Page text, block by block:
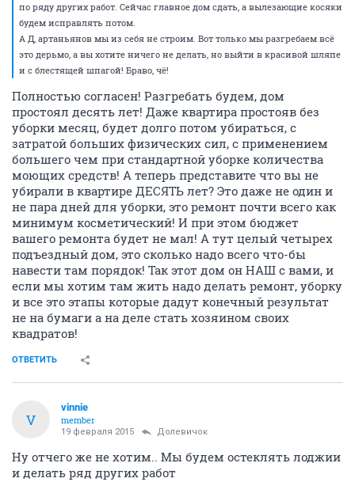
по ряду других работ. Сейчас главное дом сдать, а вылезающие косяки
будем исправлять потом.
А Д, артаньянов мы из себя не строим. Вот только мы разгребаем всё
это дерьмо, а вы хотите ничего не делать, но выйти в красивой шляпе
и с блестящей шпагой! Браво, чё!
Полностью согласен! Разгребать будем, дом
простоял десять лет! Даже квартира простояв без
уборки месяц, будет долго потом убираться, с
затратой больших физических сил, с применением
большего чем при стандартной уборке количества
моющих средств! А теперь представите что вы не
убирали в квартире ДЕСЯТЬ лет? Это даже не один и
не пара дней для уборки, это ремонт почти всего как
минимум косметический! И при этом бюджет
вашего ремонта будет не мал! А тут целый четырех
подъездный дом, это сколько надо всего что-бы
навести там порядок! Так этот дом он НАШ с вами, и
если мы хотим там жить надо делать ремонт, уборку
и все это этапы которые дадут конечный результат
не на бумаги а на деле стать хозяином своих
квадратов!
ОТВЕТИТЬ
V
vinnie
member
19 февраля 2015 Долевичок
Ну отчего же не хотим.. Мы будем остеклять лоджии
и делать ряд других работ